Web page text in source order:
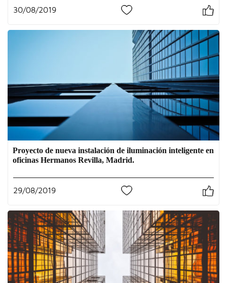
30/08/2019
Proyecto de nueva instalación de iluminación inteligente en
oficinas Hermanos Revilla, Madrid.
29/08/2019